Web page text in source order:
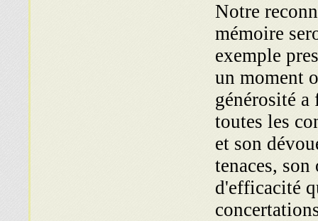
Notre
mémoire
exemple
un moment
générosité a
toutes les
et son
tenaces,
d'efficacité